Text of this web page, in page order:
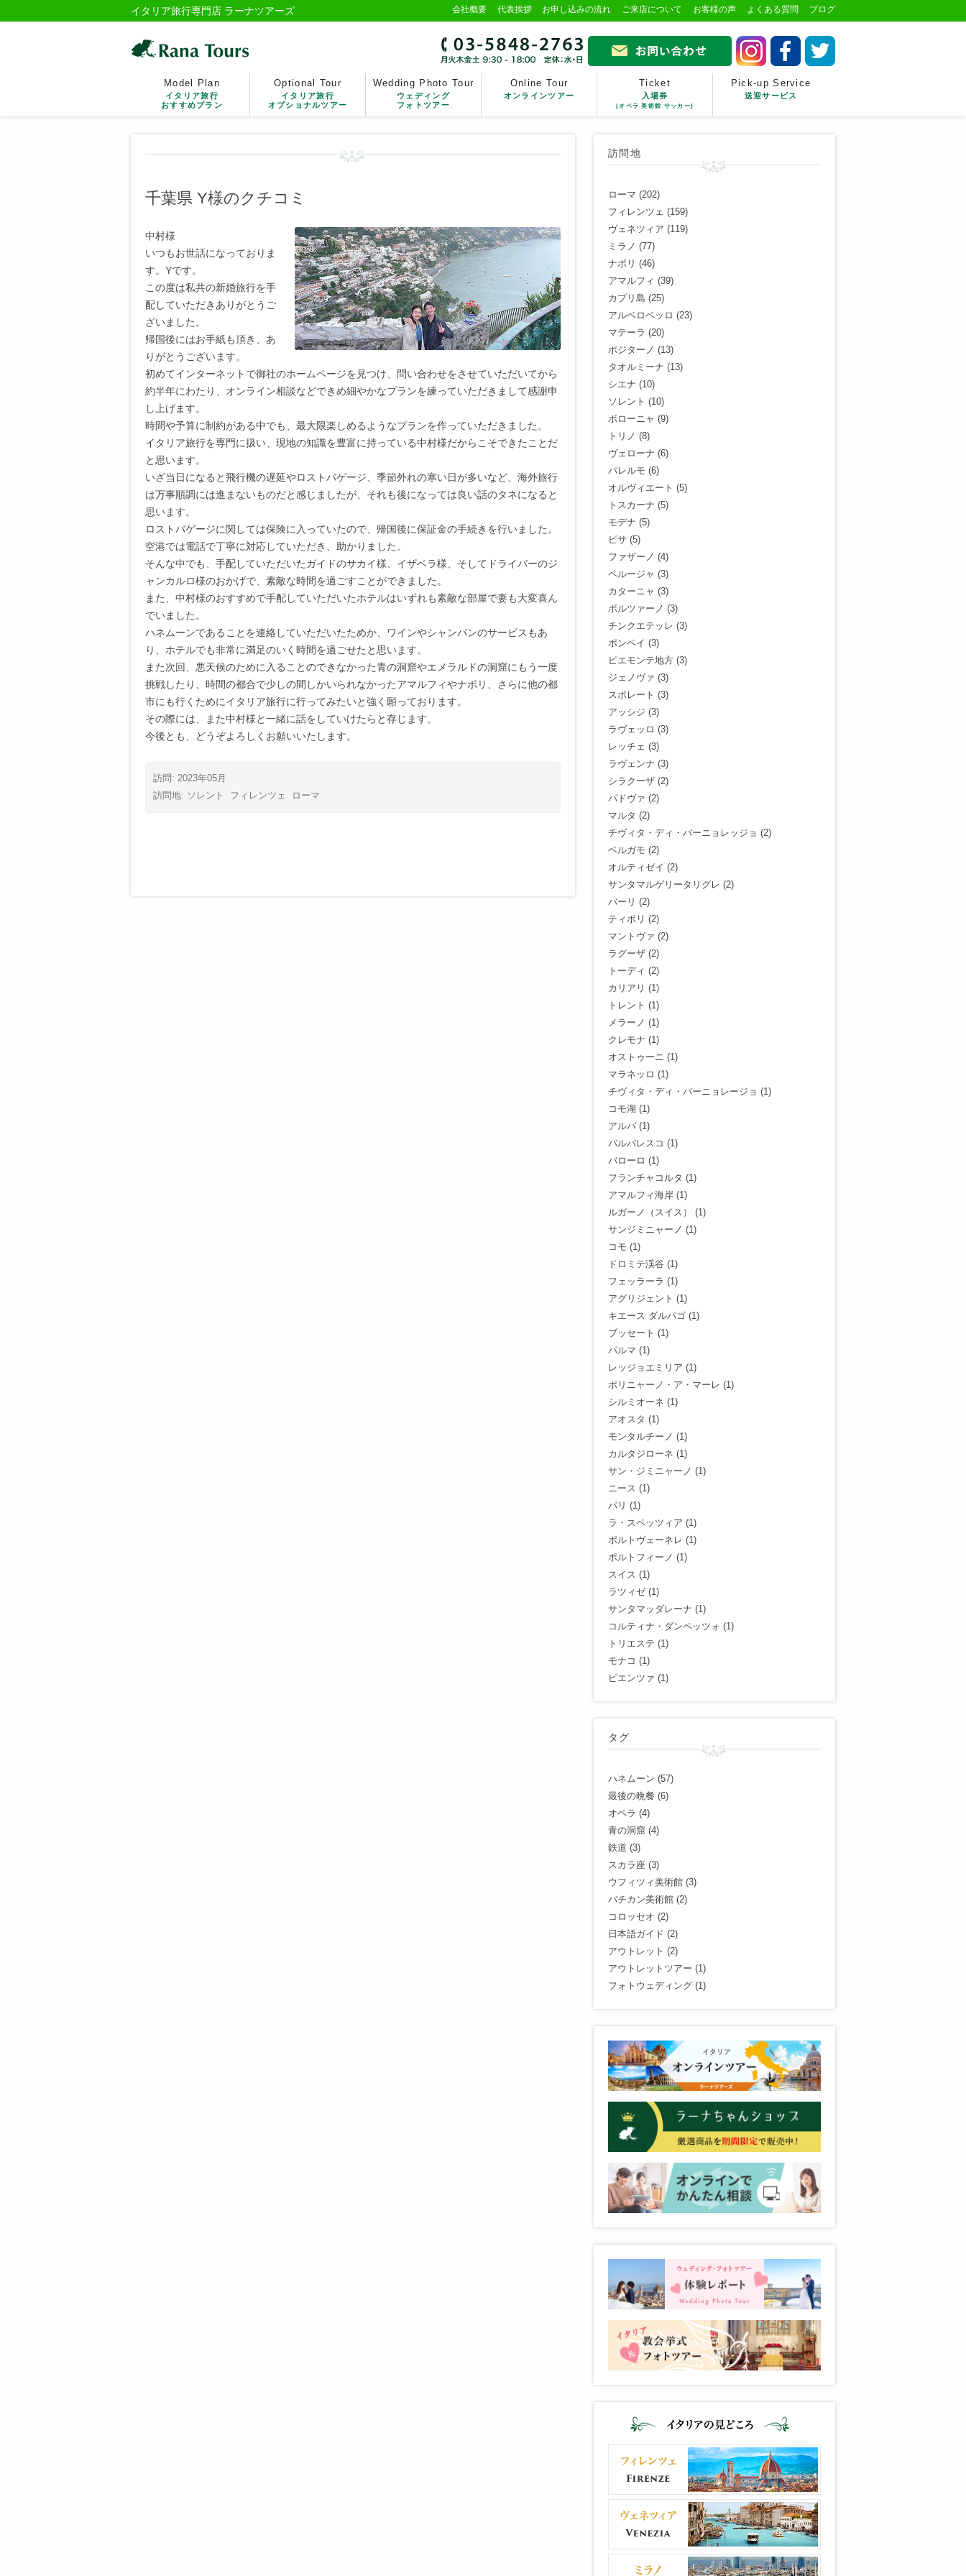
イタリア旅行専門店 ラーナツアーズ 会社概要 代表挨拶 お申し込みの流れ ご来店について お客様の声 よくある質問 ブログ
Model Plan
イタリア旅行
おすすめプラン
Optional Tour
イタリア旅行
オプショナルツアー
Wedding Photo Tour
ウェディング
フォトツアー
Online Tour
オンラインツアー
Ticket
入場券
(オペラ 美術館 サッカー)
Pick-up Service
送迎サービス
千葉県 Y様のクチコミ
中村様
いつもお世話になっておりま
す。Yです。
この度は私共の新婚旅行を手
配していただきありがとうご
ざいました。
帰国後にはお手紙も頂き、あ
りがとうございます。
初めてインターネットで御社のホームページを見つけ、問い合わせをさせていただいてから
約半年にわたり、オンライン相談などできめ細やかなプランを練っていただきまして感謝申
し上げます。
時間や予算に制約がある中でも、最大限楽しめるようなプランを作っていただきました。
イタリア旅行を専門に扱い、現地の知識を豊富に持っている中村様だからこそできたことだ
と思います。
いざ当日になると飛行機の遅延やロストバゲージ、季節外れの寒い日が多いなど、海外旅行
は万事順調には進まないものだと感じましたが、それも後になっては良い話のタネになると
思います。
ロストバゲージに関しては保険に入っていたので、帰国後に保証金の手続きを行いました。
空港では電話で丁寧に対応していただき、助かりました。
そんな中でも、手配していただいたガイドのサカイ様、イザベラ様、そしてドライバーのジ
ャンカルロ様のおかげで、素敵な時間を過ごすことができました。
また、中村様のおすすめで手配していただいたホテルはいずれも素敵な部屋で妻も大変喜ん
でいました。
ハネムーンであることを連絡していただいたためか、ワインやシャンパンのサービスもあ
り、ホテルでも非常に満足のいく時間を過ごせたと思います。
また次回、悪天候のために入ることのできなかった青の洞窟やエメラルドの洞窟にもう一度
挑戦したり、時間の都合で少しの間しかいられなかったアマルフィやナポリ、さらに他の都
市にも行くためにイタリア旅行に行ってみたいと強く願っております。
その際には、また中村様と一緒に話をしていけたらと存じます。
今後とも、どうぞよろしくお願いいたします。
訪問: 2023年05月
訪問地: ソレント フィレンツェ ローマ
訪問地
ローマ (202)
フィレンツェ (159)
ヴェネツィア (119)
ミラノ (77)
ナポリ (46)
アマルフィ (39)
カプリ島 (25)
アルベロベッロ (23)
マテーラ (20)
ポジターノ (13)
タオルミーナ (13)
シエナ (10)
ソレント (10)
ボローニャ (9)
トリノ (8)
ヴェローナ (6)
パレルモ (6)
オルヴィエート (5)
トスカーナ (5)
モデナ (5)
ピサ (5)
ファザーノ (4)
ペルージャ (3)
カターニャ (3)
ボルツァーノ (3)
チンクエテッレ (3)
ポンペイ (3)
ピエモンテ地方(3)
ジェノヴァ (3)
スポレート (3)
アッシジ (3)
ラヴェッロ (3)
レッチェ (3)
ラヴェンナ (3)
シラクーザ(2)
パドヴァ (2)
マルタ (2)
チヴィタ・ディ・バーニョレッジョ (2)
ベルガモ (2)
オルティゼイ (2)
サンタマルゲリータリグレ (2)
バーリ (2)
ティボリ (2)
マントヴァ (2)
ラグーザ(2)
トーディ (2)
カリアリ (1)
トレント (1)
メラーノ (1)
クレモナ (1)
オストゥーニ (1)
マラネッロ (1)
チヴィタ・ディ・バーニョレージョ (1)
コモ湖 (1)
アルバ(1)
バルバレスコ (1)
バローロ (1)
フランチャコルタ (1)
アマルフィ海岸(1)
ルガーノ（スイス）
(1)
サンジミニャーノ (1)
コモ (1)
ドロミテ渓谷(1)
フェッラーラ (1)
アグリジェント (1)
キエース ダルパゴ(1)
ブッセート (1)
パルマ (1)
レッジョエミリア (1)
ポリニャーノ・ア・マーレ (1)
シルミオーネ (1)
アオスタ (1)
モンタルチーノ (1)
カルタジローネ (1)
サン・ジミニャーノ (1)
ニース (1)
パリ (1)
ラ・スペッツィア (1)
ポルトヴェーネレ (1)
ポルトフィーノ (1)
スイス (1)
ラツィゼ(1)
サンタマッダレーナ (1)
コルティナ・ダンペッツォ (1)
トリエステ (1)
モナコ (1)
ピエンツァ (1)
タグ
ハネムーン (57)
最後の晩餐 (6)
オペラ (4)
青の洞窟(4)
鉄道 (3)
スカラ座(3)
ウフィツィ美術館(3)
バチカン美術館(2)
コロッセオ (2)
日本語ガイド (2)
アウトレット (2)
アウトレットツアー (1)
フォトウェディング(1)